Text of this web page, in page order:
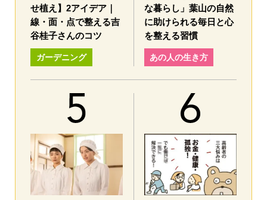
せ植え】2アイデア｜
線・面・点で整える吉
谷桂子さんのコツ
ガーデニング
な暮らし」葉山の自然
に助けられる毎日と心
を整える習慣
あの人の生き方